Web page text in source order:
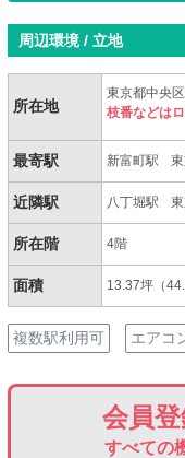
周辺環境 / 立地
所在地
東京都中央
枝番などは
最寄駅 新富町駅
近隣駅 八丁堀駅
所在階 4階
面積 13.37坪（
複数駅利用可 エアコ
会員
すべての